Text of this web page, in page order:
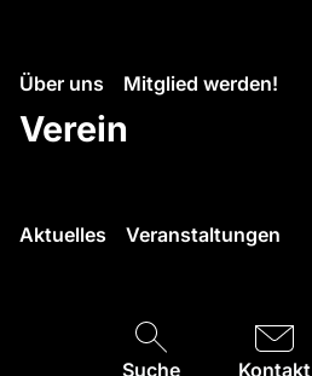
Über uns Mitglied werden!
Verein
Aktuelles Veranstaltungen
Suche Kontakt